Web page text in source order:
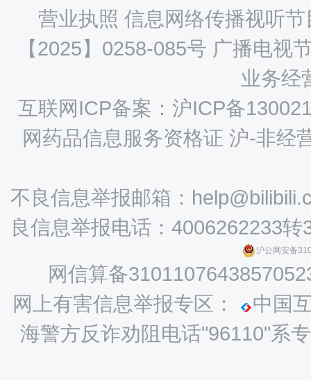
营业执照 信息网络传播视听
【2025】0258-085号 广播电视
业务经
互联网ICP备案：沪ICP备
网药品信息服务资格证 沪-非经
不良信息举报邮箱：
良信息举报电话：4006262233转
沪公网安备
网信算备
网上有害信息举报专区：
中国
海警方反诈劝阻电话"96110"系